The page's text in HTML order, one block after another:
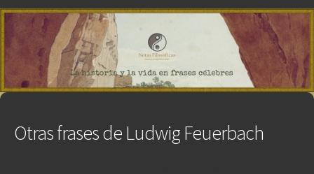
Otras frases de Ludwig Feuerbach